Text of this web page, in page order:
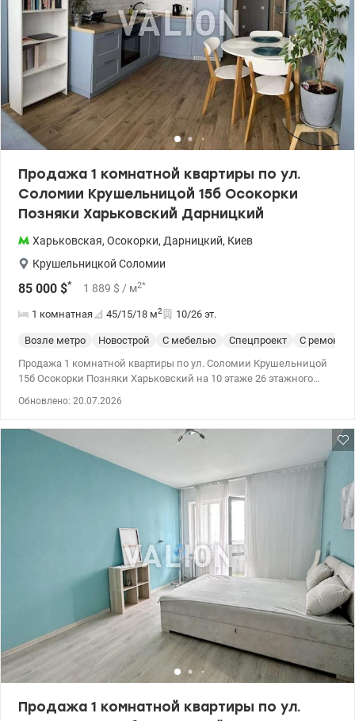
Продажа 1 комнатной квартиры по ул.
Соломии Крушельницой 15б Осокорки
Позняки Харьковский Дарницкий
Харьковская, Осокорки, Дарницкий, Киев
Крушельницкой Соломии
85 000 $* 1 889 $ / м2*
1 комнатная 45/15/18 м2 10/26 эт.
Возле метро Новострой С мебелью Спецпроект
С
Продажа 1 комнатной квартиры по ул. Соломии Крушельницой
15б Осокорки Позняки Харьковский на 10 этаже 26 этажного
площадь 15кв.м., площадь кухни 15кв.м. Квартира продается с
работы лифта и водоснабжения. Рассматриваем продажу по
государственным программам. Цена 85000у.е., 0976449950,
Наталья, valion.ua/1154126
Обновлено: 20.07.2026
Продажа 1 комнатной квартиры по ул.